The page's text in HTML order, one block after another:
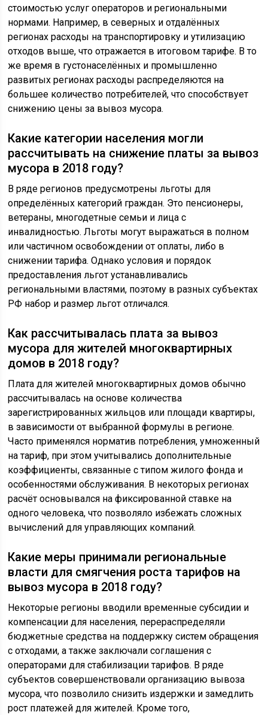
стоимостью услуг операторов и региональными
нормами. Например, в северных и отдалённых
регионах расходы на транспортировку и утилизацию
отходов выше, что отражается в итоговом тарифе. В то
же время в густонаселённых и промышленно
развитых регионах расходы распределяются на
большее количество потребителей, что способствует
снижению цены за вывоз мусора.
Какие категории населения могли
рассчитывать на снижение платы за вывоз
мусора в 2018 году?
В ряде регионов предусмотрены льготы для
определённых категорий граждан. Это пенсионеры,
ветераны, многодетные семьи и лица с
инвалидностью. Льготы могут выражаться в полном
или частичном освобождении от оплаты, либо в
снижении тарифа. Однако условия и порядок
предоставления льгот устанавливались
региональными властями, поэтому в разных субъектах
РФ набор и размер льгот отличался.
Как рассчитывалась плата за вывоз
мусора для жителей многоквартирных
домов в 2018 году?
Плата для жителей многоквартирных домов обычно
рассчитывалась на основе количества
зарегистрированных жильцов или площади квартиры,
в зависимости от выбранной формулы в регионе.
Часто применялся норматив потребления, умноженный
на тариф, при этом учитывались дополнительные
коэффициенты, связанные с типом жилого фонда и
особенностями обслуживания. В некоторых регионах
расчёт основывался на фиксированной ставке на
одного человека, что позволяло избежать сложных
вычислений для управляющих компаний.
Какие меры принимали региональные
власти для смягчения роста тарифов на
вывоз мусора в 2018 году?
Некоторые регионы вводили временные субсидии и
компенсации для населения, перераспределяли
бюджетные средства на поддержку систем обращения
с отходами, а также заключали соглашения с
операторами для стабилизации тарифов. В ряде
субъектов совершенствовали организацию вывоза
мусора, что позволило снизить издержки и замедлить
рост платежей для жителей. Кроме того,